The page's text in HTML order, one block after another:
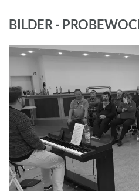
BILDER -